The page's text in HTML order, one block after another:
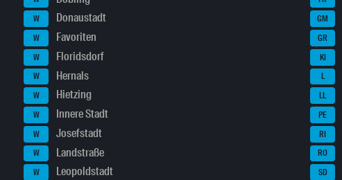
W Donaustadt
W Favoriten
W Floridsdorf
W Hernals
W Hietzing
W Innere Stadt
W Josefstadt
W Landstraße
W Leopoldstadt
GM
GR
KI
L
LL
PE
RI
RO
SD